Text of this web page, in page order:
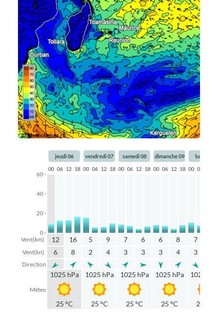
jeudi 06 vendredi 07 samedi 08 dimanche 09
lundi 10
00 06 12 18 00 06 12 18 00 06 12 18 00 06 12 18 00 06
60 -
40 -
20 -
0 -
Vent(km)
12 16 5 9 7 6 6 8 7
Vent(kn) 6 8 2 4 3 3 3 4 3
Direction
Méteo
1025 hPa
25 °C
1025 hPa
25 °C
1025 hPa
25 °C
1025 hPa
25 °C
1024
25 °C